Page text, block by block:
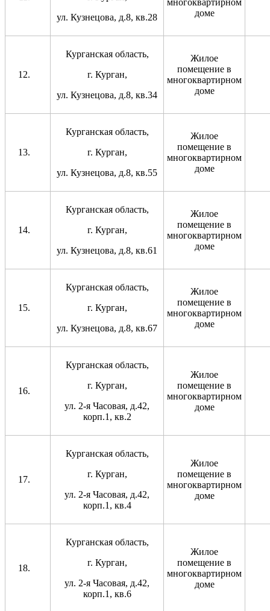
ул. Кузнецова, д.8, кв.28
доме
Курганская область,
г. Курган,
ул. Кузнецова, д.8, кв.34
Жилое
помещение в
многоквартирном
доме
Курганская область,
г. Курган,
ул. Кузнецова, д.8, кв.55
Жилое
помещение в
многоквартирном
доме
Курганская область,
г. Курган,
ул. Кузнецова, д.8, кв.61
Жилое
помещение в
многоквартирном
доме
Курганская область,
г. Курган,
ул. Кузнецова, д.8, кв.67
Жилое
помещение в
многоквартирном
доме
Курганская область,
г. Курган,
ул. 2-я Часовая, д.42,
корп.1, кв.2
Жилое
помещение в
многоквартирном
доме
Курганская область,
г. Курган,
ул. 2-я Часовая, д.42,
корп.1, кв.4
Жилое
помещение в
многоквартирном
доме
Курганская область,
г. Курган,
ул. 2-я Часовая, д.42,
корп.1, кв.6
Жилое
помещение в
многоквартирном
доме